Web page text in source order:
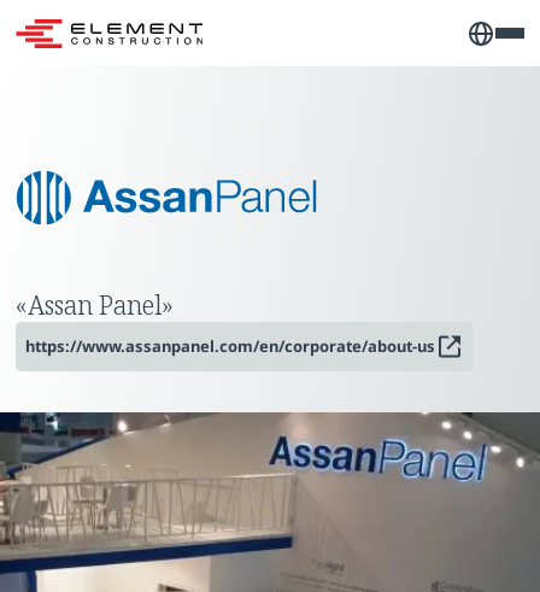
«Assan Panel»
https://www.assanpanel.com/en/corporate/about-us